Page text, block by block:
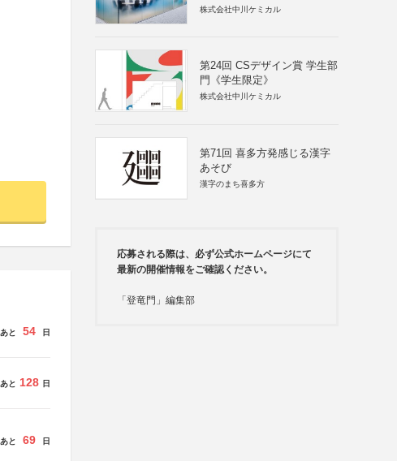
あと 54 日
あと 128 日
あと 69 日
株式会社中川ケミカル
第24回 CSデザイン賞 学生部
門《学生限定》
株式会社中川ケミカル
第71回 喜多方発感じる漢字
あそび
漢字のまち喜多方
応募される際は、必ず公式ホームページにて
最新の開催情報をご確認ください。
「登竜門」編集部